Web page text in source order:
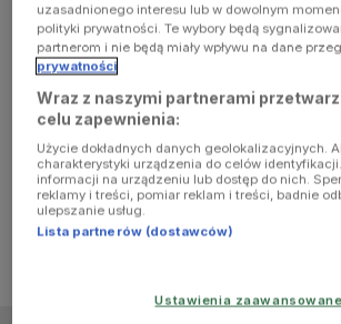
browser
console for
more
information)
uzasadnionego interesu lub w dowolnym
polityki prywatności. Te wybory będą
partnerom i nie będą miały wpływu na dane
prywatności
Wraz z naszymi partnerami
celu zapewnienia:
Użycie dokładnych danych geolokalizacyjnych.
charakterystyki urządzenia do celów
informacji na urządzeniu lub dostęp do nich.
reklamy i treści, pomiar reklam i treści, badnie
ulepszanie usług.
Lista partnerów (dostawców)
Ustawienia zaawansowane